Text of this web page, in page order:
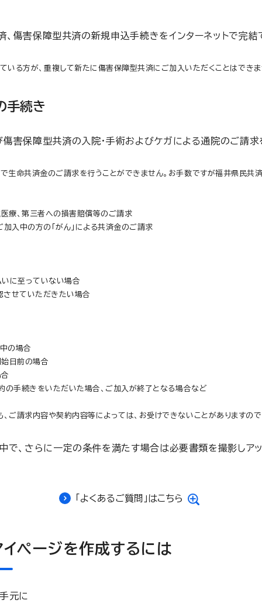
、傷害保障型共済の新規申込手続きをインターネットで完結
方が、重複して新たに傷害保障型共済にご加入いただくことはで
手続き
害保障型共済の入院・手術およびケガによる通院のご請求
生命共済金のご請求を行うことができません。お手数ですが福井県民共
医療、第三者への損害賠償等のご請求
入中の方の「がん」による共済金のご請求
に至っていない場合
させていただきたい場合
の場合
日前の場合
の手続きをいただいた場合、ご加入が終了となる場合など
ご請求内容や契約内容等によっては、お受けできないことがありますの
で、さらに一定の条件を満たす場合は必要書類を撮影しア
「よくあるご質問」はこちら
イページを作成するには
元に